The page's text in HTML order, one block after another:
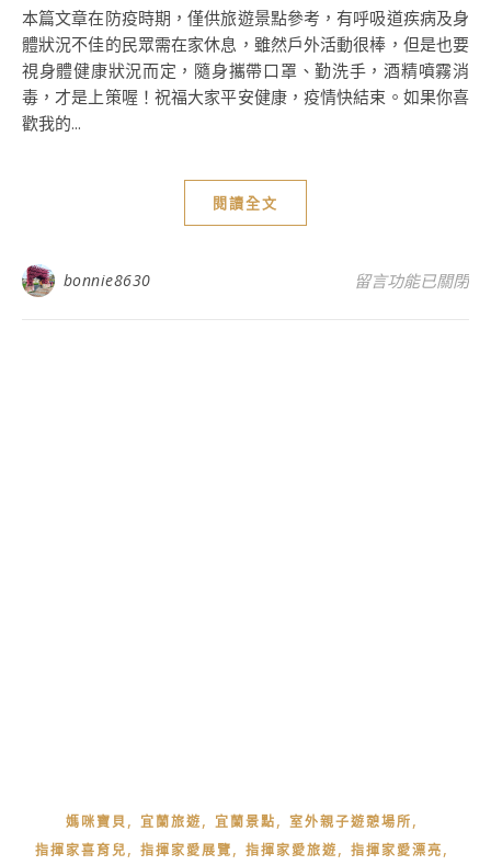
本篇文章在防疫時期，僅供旅遊景點參考，有呼吸道疾病及身
體狀況不佳的民眾需在家休息，雖然戶外活動很棒，但是也要
視身體健康狀況而定，隨身攜帶口罩、勤洗手，酒精噴霧消
毒，才是上策喔！祝福大家平安健康，疫情快結束。如果你喜
歡我的...
閱讀全文
bonnie8630 在〈2023世界書
留言功能已關閉
媽咪寶貝, 宜蘭旅遊, 宜蘭景點, 室外親子遊憩場所,
指揮家喜育兒, 指揮家愛展覽, 指揮家愛旅遊, 指揮家愛漂亮,